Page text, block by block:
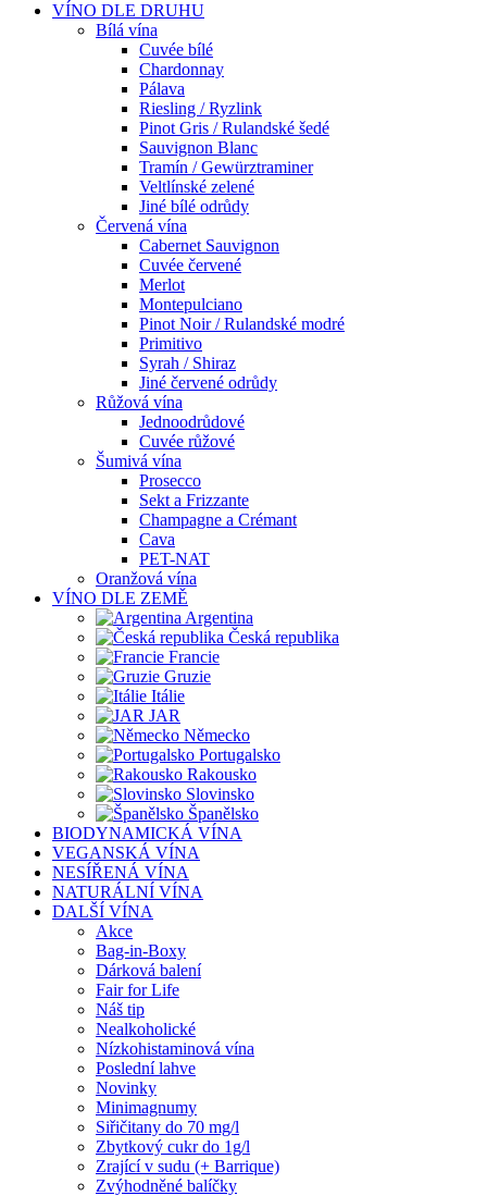
VÍNO DLE DRUHU
Bílá vína
Cuvée bílé
Chardonnay
Pálava
Riesling / Ryzlink
Pinot Gris / Rulandské šedé
Sauvignon Blanc
Tramín / Gewürztraminer
Veltlínské zelené
Jiné bílé odrůdy
Červená vína
Cabernet Sauvignon
Cuvée červené
Merlot
Montepulciano
Pinot Noir / Rulandské modré
Primitivo
Syrah / Shiraz
Jiné červené odrůdy
Růžová vína
Jednoodrůdové
Cuvée růžové
Šumivá vína
Prosecco
Sekt a Frizzante
Champagne a Crémant
Cava
PET-NAT
Oranžová vína
VÍNO DLE ZEMĚ
Argentina
Česká republika
Francie
Gruzie
Itálie
JAR
Německo
Portugalsko
Rakousko
Slovinsko
Španělsko
BIODYNAMICKÁ VÍNA
VEGANSKÁ VÍNA
NESÍŘENÁ VÍNA
NATURÁLNÍ VÍNA
DALŠÍ VÍNA
Akce
Bag-in-Boxy
Dárková balení
Fair for Life
Náš tip
Nealkoholické
Nízkohistaminová vína
Poslední lahve
Novinky
Minimagnumy
Siřičitany do 70 mg/l
Zbytkový cukr do 1g/l
Zrající v sudu (+ Barrique)
Zvýhodněné balíčky